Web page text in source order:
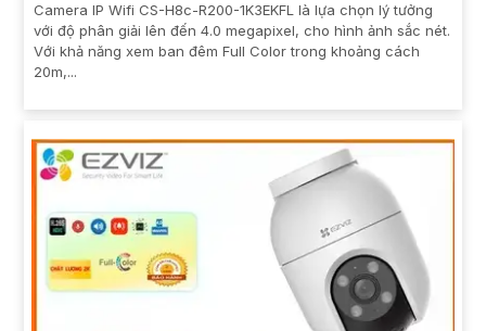
Camera IP Wifi CS-H8c-R200-1K3EKFL là lựa chọn lý tưởng
với độ phân giải lên đến 4.0 megapixel, cho hình ảnh sắc nét.
Với khả năng xem ban đêm Full Color trong khoảng cách
20m,...